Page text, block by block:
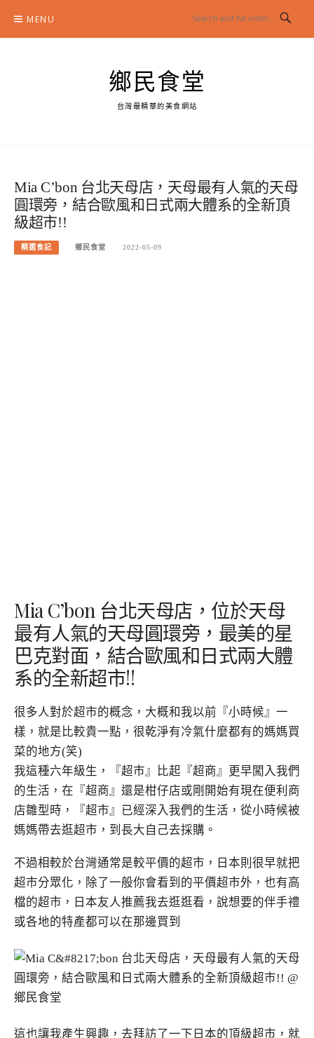
content
MENU
鄉民食堂
台灣最精華的美食網站
Mia C’bon 台北天母店，天母最有人氣的天母
圓環旁，結合歐風和日式兩大體系的全新頂
級超市!!
精選食記 鄉民食堂 2022-05-09
Mia C’bon 台北天母店，位於天母
最有人氣的天母圓環旁，最美的星
巴克對面，結合歐風和日式兩大體
系的全新超市!!
很多人對於超市的概念，大概和我以前『小時候』一
樣，就是比較貴一點，很乾淨有冷氣什麼都有的媽媽買
菜的地方(笑)
我這種六年級生，『超市』比起『超商』更早闖入我們
的生活，在『超商』還是柑仔店或剛開始有現在便利商
店雛型時，『超市』已經深入我們的生活，從小時候被
媽媽帶去逛超市，到長大自己去採購。
不過相較於台灣通常是較平價的超市，日本則很早就把
超市分眾化，除了一般你會看到的平價超市外，也有高
檔的超市，日本友人推薦我去逛逛看，說想要的伴手禮
或各地的特產都可以在那邊買到
這也讓我產生興趣，去拜訪了一下日本的頂級超市，就